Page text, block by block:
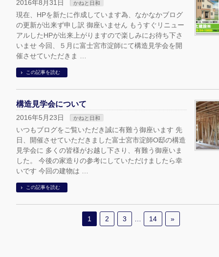
2016年8月31日 かねと日和
現在、HPを新たに作成しています為、なかなかブログ
の更新が出来ず申し訳 御座いません もうすぐリニュー
アルしたHPが出来上がりますので楽しみにお待ち下さ
いませ 今回、５月に富士宮市淀師にて構造見学会を開
催させていただきま …
この記事を読む
構造見学会について
2016年5月23日 かねと日和
いつもブログをご覧いただき誠に有難う御座います 先
日、開催させていただきました富士宮市淀師O邸の構造
見学会に 多くの皆様がお越し下さり、有難う御座いま
した。 今後の家造りの参考にしていただけましたら幸
いです 今回の建物は …
この記事を読む
1 2 3 14 »